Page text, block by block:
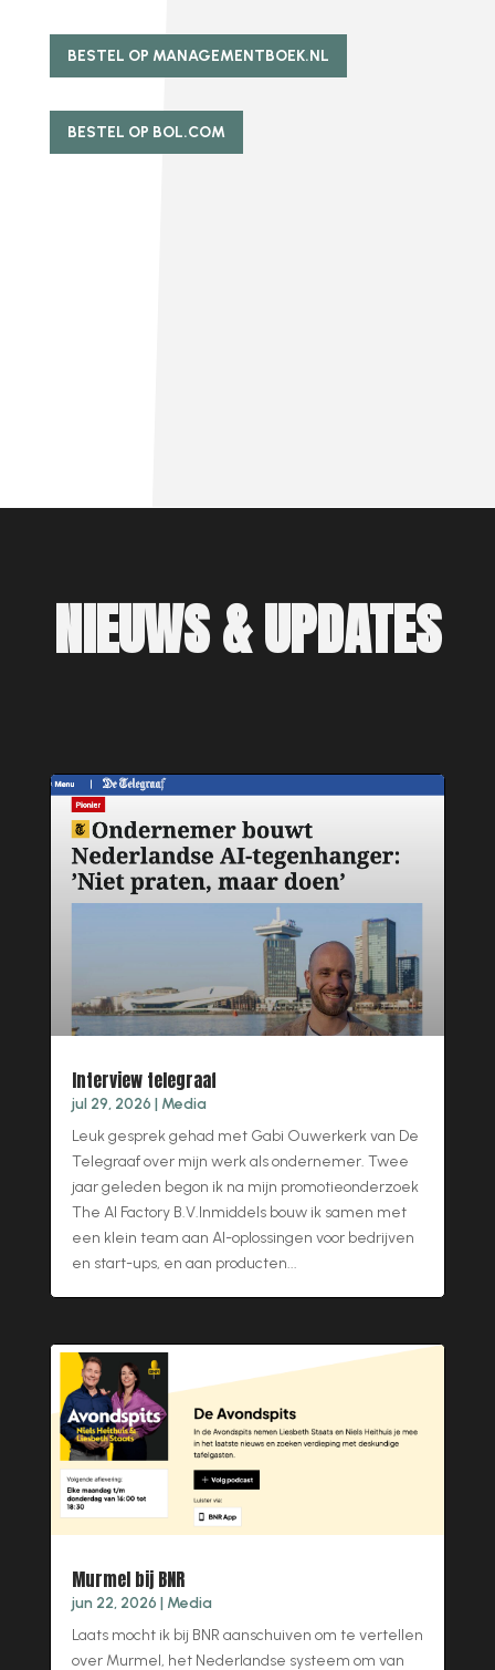
BESTEL OP MANAGEMENTBOEK.NL
BESTEL OP BOL.COM
NIEUWS & UPDATES
Interview telegraaf
jul 29, 2026 | Media
Leuk gesprek gehad met Gabi Ouwerkerk van De
Telegraaf over mijn werk als ondernemer. Twee
jaar geleden begon ik na mijn promotieonderzoek
The AI Factory B.V.Inmiddels bouw ik samen met
een klein team aan AI-oplossingen voor bedrijven
en start-ups, en aan producten...
Murmel bij BNR
jun 22, 2026 | Media
Laats mocht ik bij BNR aanschuiven om te vertellen
over Murmel, het Nederlandse systeem om van